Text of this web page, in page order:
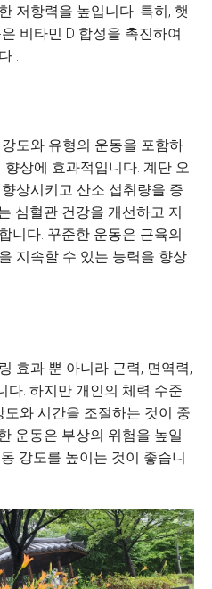
저항력을 높입니다. 특히, 햇
비타민 D 합성을 촉진하여
.
도와 유형의 운동을 포함하
상에 효과적입니다. 계단 오
상시키고 산소 섭취량을 증
심혈관 건강을 개선하고 지
니다. 꾸준한 운동은 근육의
지속할 수 있는 능력을 향상
효과 뿐 아니라 근력, 면역력,
다. 하지만 개인의 체력 수준
와 시간을 조절하는 것이 중
운동은 부상의 위험을 높일
강도를 높이는 것이 좋습니